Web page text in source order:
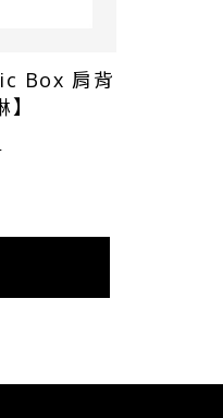
Box 肩背